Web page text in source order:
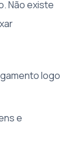
Não existe
logo
e